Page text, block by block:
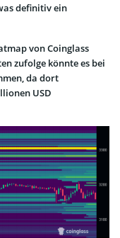
definitiv ein
von Coinglass
zufolge könnte es bei
da dort
USD